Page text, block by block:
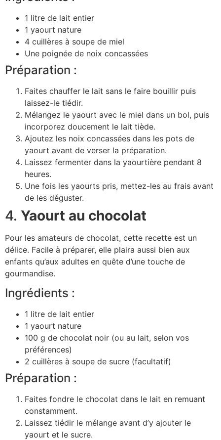
1 litre de lait entier
1 yaourt nature
4 cuillères à soupe de miel
Une poignée de noix concassées
Préparation :
Faites chauffer le lait sans le faire bouillir puis
laissez-le tiédir.
Mélangez le yaourt avec le miel dans un bol, puis
incorporez doucement le lait tiède.
Ajoutez les noix concassées dans les pots de
yaourt avant de verser la préparation.
Laissez fermenter dans la yaourtière pendant 8
heures.
Une fois les yaourts pris, mettez-les au frais avant
de les déguster.
4. Yaourt au chocolat
Pour les amateurs de chocolat, cette recette est un
délice. Facile à préparer, elle plaira aussi bien aux
enfants qu’aux adultes en quête d’une touche de
gourmandise.
Ingrédients :
1 litre de lait entier
1 yaourt nature
100 g de chocolat noir (ou au lait, selon vos
préférences)
2 cuillères à soupe de sucre (facultatif)
Préparation :
Faites fondre le chocolat dans le lait en remuant
constamment.
Laissez tiédir le mélange avant d’y ajouter le
yaourt et le sucre.